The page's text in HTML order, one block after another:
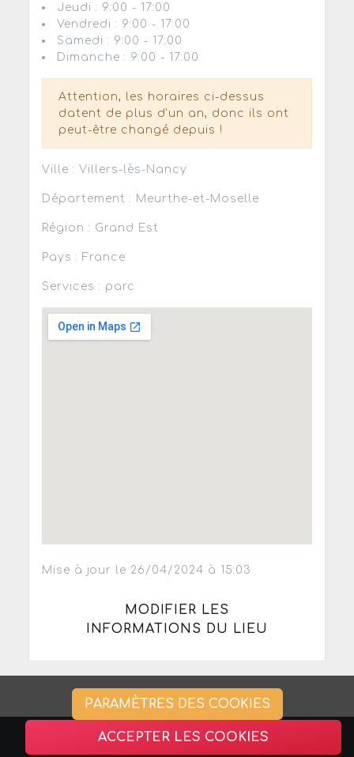
Jeudi : 9:00 - 17:00
Vendredi : 9:00 - 17:00
Samedi : 9:00 - 17:00
Dimanche : 9:00 - 17:00
Attention, les horaires ci-dessus
datent de plus d'un an, donc ils ont
peut-être changé depuis !
Ville : Villers-lès-Nancy
Département : Meurthe-et-Moselle
Région : Grand Est
Pays : France
Services : parc
Mise à jour le 26/04/2024 à 15:03
MODIFIER LES
INFORMATIONS DU LIEU
PARAMÈTRES DES COOKIES
ACCEPTER LES COOKIES